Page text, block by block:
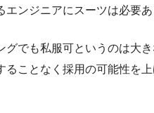
エンジニアにスーツは必要あ
グでも私服可というのは大
ることなく採用の可能性を上